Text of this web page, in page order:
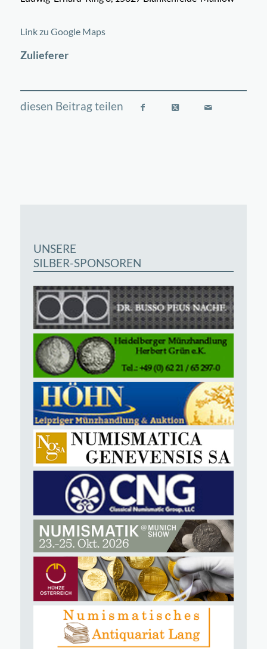
+
Link zu Google Maps
Zulieferer
UNSERE
SILBER-SPONSOREN